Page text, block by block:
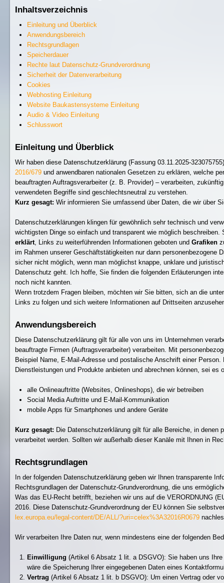
Inhaltsverzeichnis
Einleitung und Überblick
Anwendungsbereich
Rechtsgrundlagen
Speicherdauer
Rechte laut Datenschutz-Grundverordnung
Sicherheit der Datenverarbeitung
Cookies
Webhosting Einleitung
Website Baukastensysteme Einleitung
Audio & Video Einleitung
Schlusswort
Einleitung und Überblick
Wir haben diese Datenschutzerklärung (Fassung 03.11.2025-
2016/679 und anwendbaren nationalen Gesetzen zu erklären, welche
beauftragten Auftragsverarbeiter (z. B. Provider) – verarbeiten,
verwendeten Begriffe sind geschlechtsneutral zu verstehen.
Kurz gesagt: Wir informieren Sie umfassend über Daten, die wir über
Datenschutzerklärungen klingen für gewöhnlich sehr technisch und
wichtigsten Dinge so einfach und transparent wie möglich
erklärt , Links zu weiterführenden Informationen geboten und Grafiken
im Rahmen unserer Geschäftstätigkeiten nur dann personenbezogene
sicher nicht möglich, wenn man möglichst knappe, unklare und
Datenschutz geht. Ich hoffe, Sie finden die folgenden Erläuterungen
noch nicht kannten.
Wenn trotzdem Fragen bleiben, möchten wir Sie bitten, sich an die
Links zu folgen und sich weitere Informationen auf Drittseiten
Anwendungsbereich
Diese Datenschutzerklärung gilt für alle von uns im Unternehmen
beauftragte Firmen (Auftragsverarbeiter) verarbeiten. Mit
Beispiel Name, E-Mail-Adresse und postalische Anschrift einer
Dienstleistungen und Produkte anbieten und abrechnen können, sei
alle Onlineauftritte (Websites, Onlineshops), die wir betreiben
Social Media Auftritte und E-Mail-Kommunikation
mobile Apps für Smartphones und andere Geräte
Kurz gesagt: Die Datenschutzerklärung gilt für alle Bereiche, in denen
verarbeitet werden. Sollten wir außerhalb dieser Kanäle mit Ihnen in
Rechtsgrundlagen
In der folgenden Datenschutzerklärung geben wir Ihnen transparente
Rechtsgrundlagen der Datenschutz-Grundverordnung, die uns
Was das EU-Recht betrifft, beziehen wir uns auf die VERORDNUNG
2016. Diese Datenschutz-Grundverordnung der EU können Sie
lex.europa.eu/legal-content/DE/ALL/?uri=celex%3A32016R0679
Wir verarbeiten Ihre Daten nur, wenn mindestens eine der folgenden
Einwilligung (Artikel 6 Absatz 1 lit. a DSGVO): Sie haben uns
wäre die Speicherung Ihrer eingegebenen Daten eines
Vertrag (Artikel 6 Absatz 1 lit. b DSGVO): Um einen Vertrag oder